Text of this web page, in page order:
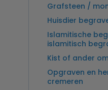
Grafsteen /
Huisdier
Islamitische
islamitisch
Kist of ander
Opgraven en
cremeren